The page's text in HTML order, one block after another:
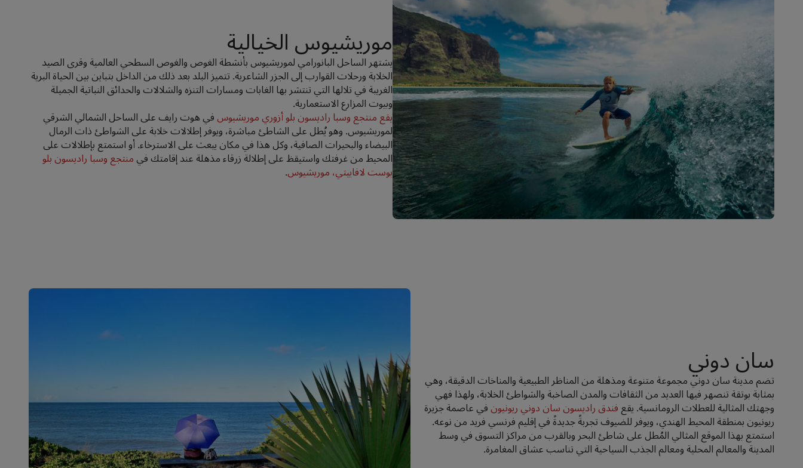
موريشيوس الخيالية
يشتهر الساحل البانورامي لموريشيوس بأنشطة الغوص والغوص السطحي العالمية وقرى الصيد
الخلابة ورحلات القوارب إلى الجزر الشاعرية. تتميز البلد بعد ذلك من الداخل بتباين بين الحياة البرية
الغريبة في تلالها التي تنتشر بها الغابات ومسارات التنزه والشلالات والحدائق النباتية الجميلة
وبيوت المزارع الاستعمارية.
يقع منتجع وسبا راديسون بلو أزوري موريشيوسفي هوت رايف على الساحل الشمالي الشرقي
لموريشيوس. وهو يُطل على الشاطئ مباشرة، ويوفر إطلالات خلابة على الشواطئ ذات الرمال
البيضاء والبحيرات الصافية، وكل هذا في مكان يبعث على الاسترخاء. أو استمتع بإطلالات على
المحيط من غرفتك واستيقظ على إطلالة زرقاء مذهلة عند إقامتك فيمنتجع وسبا راديسون بلو
بوست لافاييتي، موريشيوس.
سان دوني
تضم مدينة سان دوني مجموعة متنوعة ومذهلة من المناظر الطبيعية والمناخات الدقيقة، وهي
بمثابة بوتقة تنصهر فيها العديد من الثقافات والمدن الصاخبة والشواطئ الخلابة، ولهذا فهي
وجهتك المثالية للعطلات الرومانسية. يقعفندق راديسون سان دوني ريونيونفي عاصمة جزيرة
ريونيون بمنطقة المحيط الهندي، ويوفر للضيوف تجربةً جديدةً في إقليم فرنسي فريد من نوعه.
استمتع بهذا الموقع المثالي المُطل على شاطئ البحر وبالقرب من مراكز التسوق في وسط
المدينة والمعالم المحلية ومعالم الجذب السياحية التي تناسب عشاق المغامرة.